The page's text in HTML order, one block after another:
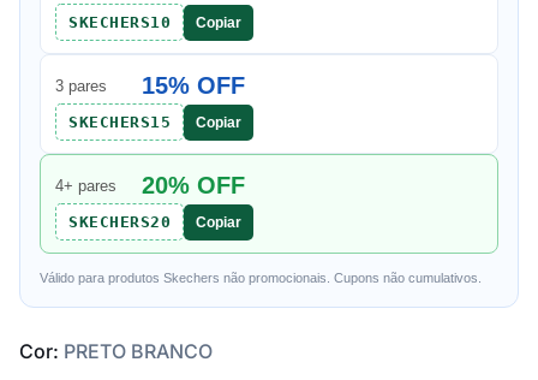
SKECHERS10 Copiar
3 pares 15% OFF
SKECHERS15 Copiar
4+ pares 20% OFF
SKECHERS20 Copiar
Válido para produtos Skechers não promocionais. Cupons não cumulativos.
Cor: PRETO BRANCO